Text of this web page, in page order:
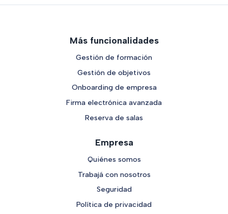
Más funcionalidades
Gestión de formación
Gestión de objetivos
Onboarding de empresa
Firma electrónica avanzada
Reserva de salas
Empresa
Quiénes somos
Trabajá con nosotros
Seguridad
Política de privacidad